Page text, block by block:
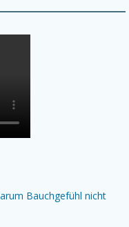
Bauchgefühl nicht